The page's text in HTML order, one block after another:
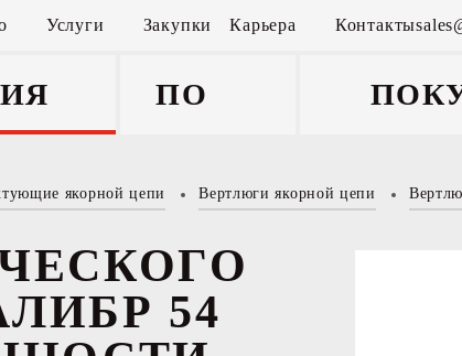
Услуги Закупки Карьера Контакты
якорной цепи Вертлюги якорной цепи
54